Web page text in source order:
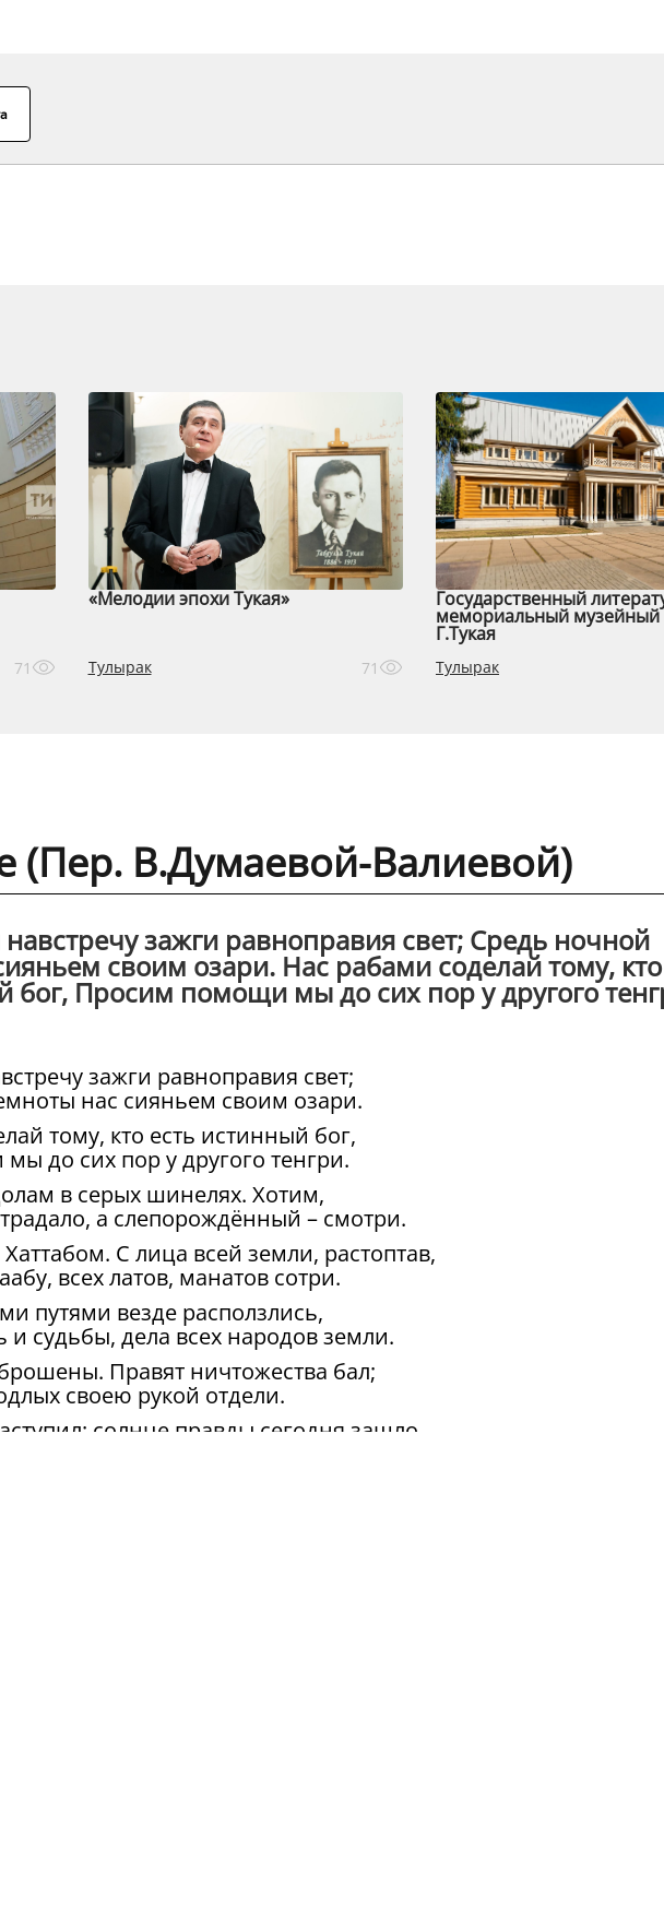
71
«Мелодии эпохи Тукая»
Тулырак 71
Государственный
мемориальный музейный
Г.Тукая
Тулырак
(Пер. В.Думаевой-Валиевой)
зажги равноправия свет; Средь ночной
своим озари. Нас рабами соделай тому, кто
бог, Просим помощи мы до сих пор у другого
зажги равноправия свет;
нас сияньем своим озари.
тому, кто есть истинный бог,
до сих пор у другого тенгри.
в серых шинелях. Хотим,
а слепорождённый – смотри.
С лица всей земли, растоптав,
всех латов, манатов сотри.
путями везде расползлись,
и судьбы, дела всех народов земли.
Правят ничтожества бал;
своею рукой отдели.
солнце правды сегодня зашло.